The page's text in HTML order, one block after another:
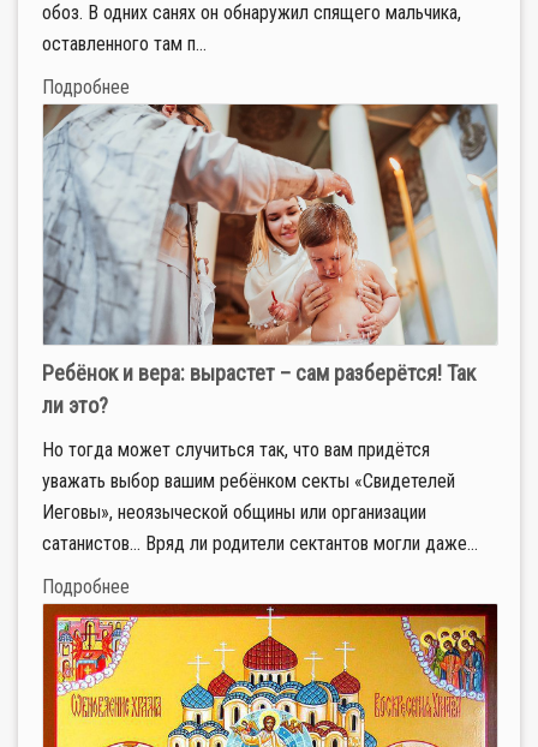
обоз. В од­них са­нях он об­на­ру­жил спя­ще­го маль­чи­ка,
остав­лен­но­го там п...
Подробнее
Ребёнок и вера: вырастет – сам разберётся! Так
ли это?
Но тогда может случиться так, что вам придётся
уважать выбор вашим ребёнком секты «Свидетелей
Иеговы», неоязыческой общины или организации
сатанистов… Вряд ли родители сектантов могли даже...
Подробнее